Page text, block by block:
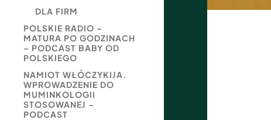
DLA FIRM
POLSKIE RADIO –
MATURA PO GODZINACH
– PODCAST BABY OD
POLSKIEGO
NAMIOT WŁÓCZYKIJA.
WPROWADZENIE DO
MUMINKOLOGII
STOSOWANEJ –
PODCAST